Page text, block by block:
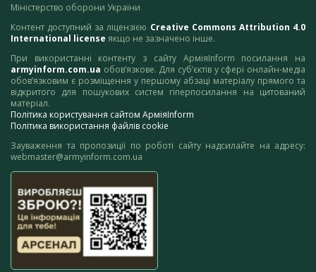
Міністерство оборони України
Контент доступний за ліцензією Creative Commons Attribution 4.0
International license якщо не зазначено інше.
При використанні контенту з сайту АрміяInform посилання на
armyinform.com.ua обов’язкове. Для суб’єктів у сфері онлайн-медіа
обов’язковим є розміщення у першому абзаці матеріалу прямого та
відкритого для пошукових систем гіперпосилання на цитований
матеріал.
Політика користування сайтом АрміяInform
Політика використання файлів cookie
Зауваження та пропозиції по роботі сайту надсилайте на адресу:
webmaster@armyinform.com.ua